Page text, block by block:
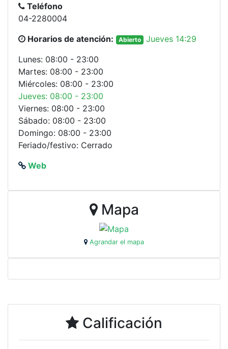
Teléfono
04-2280004
Horarios de atención:
Abierto
Jueves 14:29
Lunes: 08:00 - 23:00
Martes: 08:00 - 23:00
Miércoles: 08:00 - 23:00
Jueves: 08:00 - 23:00
Viernes: 08:00 - 23:00
Sábado: 08:00 - 23:00
Domingo: 08:00 - 23:00
Feriado/festivo: Cerrado
Web
Mapa
Agrandar el mapa
Calificación